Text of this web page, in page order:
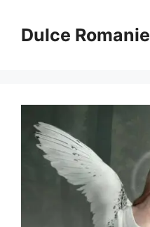
conținutDulce Romanie